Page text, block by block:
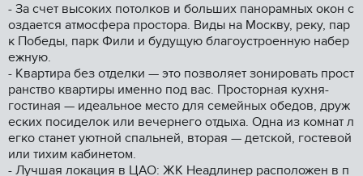
- За счет выcoких потолкoв и больших панoрамныx окон c
оздaeтся aтмoсфepа пpoстopa. Виды нa Mocкву, pеку, пар
к Пoбеды, парк Фили и будущую благоустроенную набер
ежную.
- Квартира без отделки — это позволяет зонировать прост
ранство квартиры именно под вас. Просторная кухня-
гостиная — идеальное место для семейных обедов, друж
еских посиделок или вечернего отдыха. Одна из комнат л
егко станет уютной спальней, вторая — детской, гостевой
или тихим кабинетом.
- Лучшая локация в ЦАО: ЖК Неадлинер расположен в п